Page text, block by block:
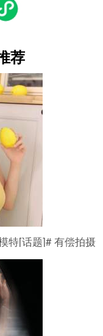
荐
特[话题]# 有偿拍摄
迎打扰。